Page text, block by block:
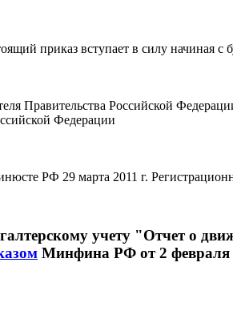
приказ вступает в силу начиная с
Правительства Российской
Федерации
РФ 29 марта 2011 г.
учету "Отчет о
Минфина РФ от 2 февраля